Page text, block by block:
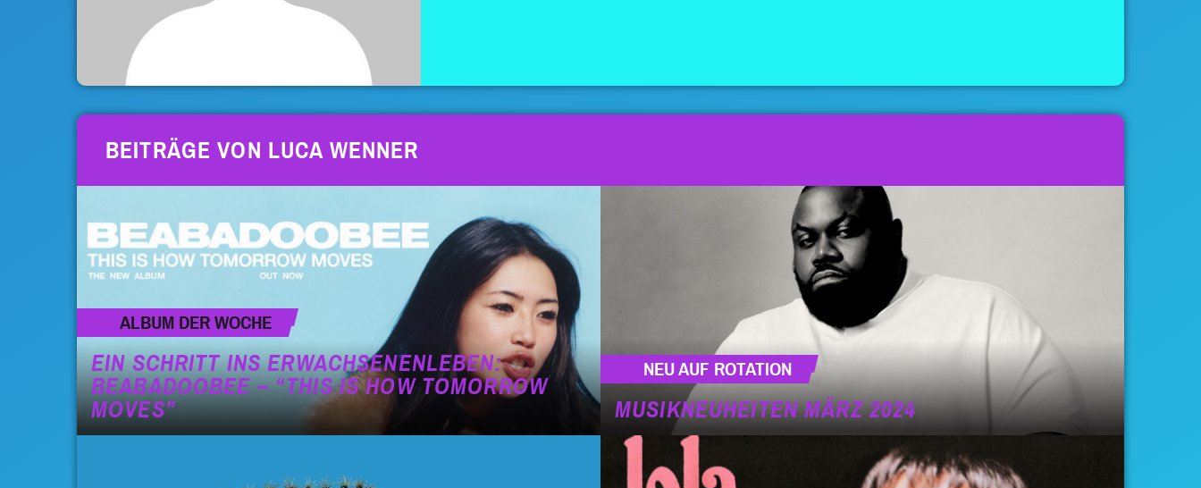
BEITRÄGE VON LUCA WENNER
ALBUM DER WOCHE
EIN SCHRITT INS ERWACHSENENLEBEN:
BEABADOOBEE – “THIS IS HOW TOMORROW
MOVES”
NEU AUF ROTATION
MUSIKNEUHEITEN MÄRZ 2024